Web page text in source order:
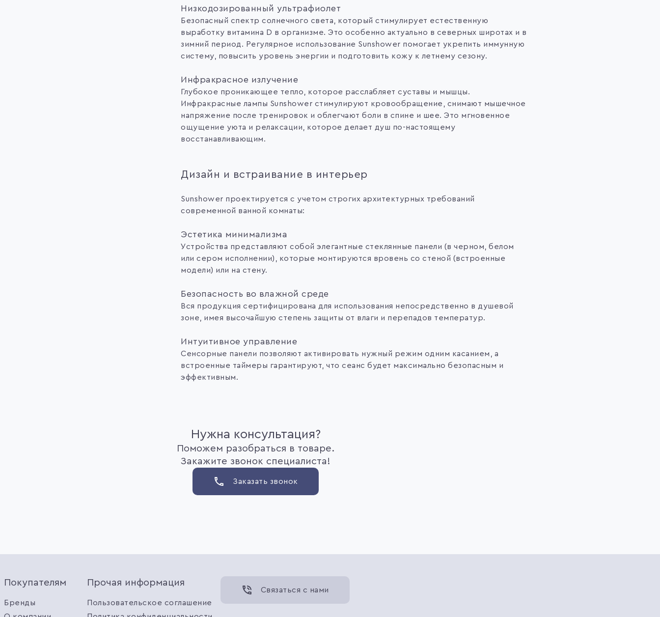
Низкодозированный ультрафиолет
Безопасный спектр солнечного света, который стимулирует естественную
выработку витамина D в организме. Это особенно актуально в северных широтах и в
зимний период. Регулярное использование Sunshower помогает укрепить иммунную
систему, повысить уровень энергии и подготовить кожу к летнему сезону.
Инфракрасное излучение
Глубокое проникающее тепло, которое расслабляет суставы и мышцы.
Инфракрасные лампы Sunshower стимулируют кровообращение, снимают мышечное
напряжение после тренировок и облегчают боли в спине и шее. Это мгновенное
ощущение уюта и релаксации, которое делает душ по-настоящему
восстанавливающим.
Дизайн и встраивание в интерьер
Sunshower проектируется с учетом строгих архитектурных требований
современной ванной комнаты:
Эстетика минимализма
Устройства представляют собой элегантные стеклянные панели (в черном, белом
или сером исполнении), которые монтируются вровень со стеной (встроенные
модели) или на стену.
Безопасность во влажной среде
Вся продукция сертифицирована для использования непосредственно в душевой
зоне, имея высочайшую степень защиты от влаги и перепадов температур.
Интуитивное управление
Сенсорные панели позволяют активировать нужный режим одним касанием, а
встроенные таймеры гарантируют, что сеанс будет максимально безопасным и
эффективным.
Нужна консультация?
Поможем разобраться в товаре.
Закажите звонок специалиста!
Заказать звонок
Покупателям
Бренды
Прочая информация
Пользовательское соглашение
Связаться с нами